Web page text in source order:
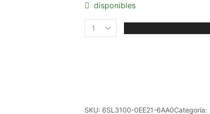
disponibles
6SL3100-
quantity
SKU: 6SL3100-0EE21-6AA0Categoría: